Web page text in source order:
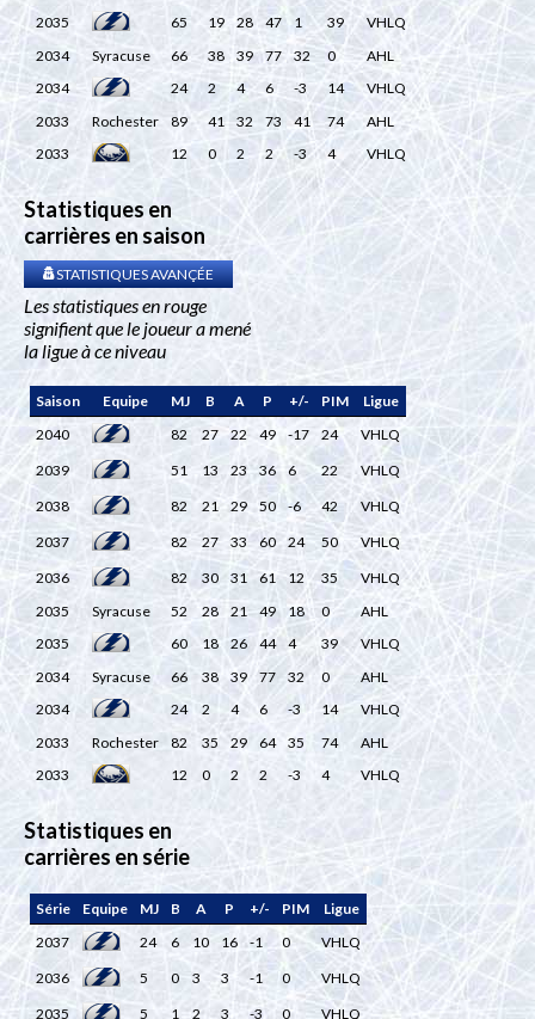
2035
65 19 28 47 1 39
VHLQ
2034
Syracuse 66 38 39 77 32 0
AHL
2034
24 2 4 6 -3 14
VHLQ
2033
Rochester 89 41 32 73 41 74
AHL
2033
12 0 2 2 -3 4 VHLQ
Statistiques en
carrières en saison
STATISTIQUES AVANÇÉE
Les statistiques en rouge
signifient que le joueur a mené
la ligue à ce niveau
Saison Equipe MJ B A P +/- PIM
Ligue
2040
82 27 22 49 -17 24
VHLQ
2039
51 13 23 36 6 22
VHLQ
2038
82 21 29 50 -6 42
VHLQ
2037
82 27 33 60 24 50
VHLQ
2036
82 30 31 61 12 35
VHLQ
2035
Syracuse 52 28 21 49 18 0
AHL
2035
60 18 26 44 4 39
VHLQ
2034
Syracuse 66 38 39 77 32 0
AHL
2034
24 2 4 6 -3 14
VHLQ
2033
Rochester 82 35 29 64 35 74
AHL
2033
12 0 2 2 -3 4 VHLQ
Statistiques en
carrières en série
Série Equipe MJ B A P +/- PIM
Ligue
2037
24 6 10 16 -1 0
VHLQ
2036
5 0 3 3 -1 0
VHLQ
2035
5 1 2 3 -3 0 VHLQ